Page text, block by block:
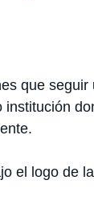
que
institución
el logo de